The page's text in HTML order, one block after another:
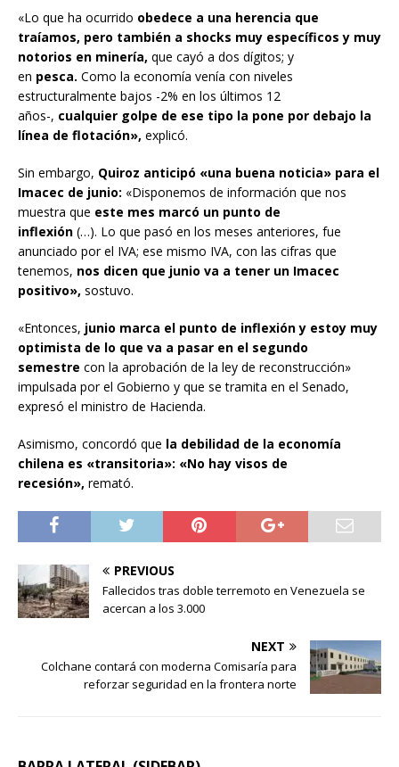
«Lo que ha ocurrido obedece a una herencia que
traíamos, pero también a shocks muy específicos y muy
notorios en minería, que cayó a dos dígitos; y
en pesca. Como la economía venía con niveles
estructuralmente bajos -2% en los últimos 12
años-, cualquier golpe de ese tipo la pone por debajo la
línea de flotación», explicó.
Sin embargo, Quiroz anticipó «una buena noticia» para el
Imacec de junio: «Disponemos de información que nos
muestra que este mes marcó un punto de
inflexión (…). Lo que pasó en los meses anteriores, fue
anunciado por el IVA; ese mismo IVA, con las cifras que
tenemos, nos dicen que junio va a tener un Imacec
positivo», sostuvo.
«Entonces, junio marca el punto de inflexión y estoy muy
optimista de lo que va a pasar en el segundo
semestre con la aprobación de la ley de reconstrucción»
impulsada por el Gobierno y que se tramita en el Senado,
expresó el ministro de Hacienda.
Asimismo, concordó que la debilidad de la economía
chilena es «transitoria»: «No hay visos de
recesión», remató.
PREVIOUS
Fallecidos tras doble terremoto en Venezuela se
acercan a los 3.000
NEXT
Colchane contará con moderna Comisaría para
reforzar seguridad en la frontera norte